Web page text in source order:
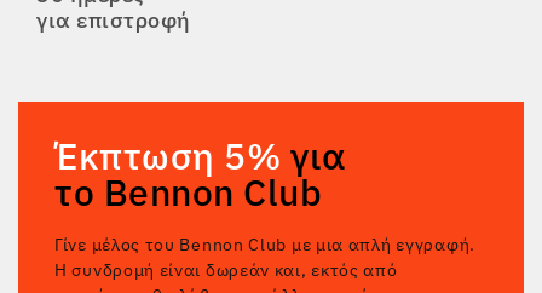
για επιστροφή
Έκπτωση 5% για
το Bennon Club
Γίνε μέλος του Bennon Club με μια απλή εγγραφή.
Η συνδρομή είναι δωρεάν και, εκτός από